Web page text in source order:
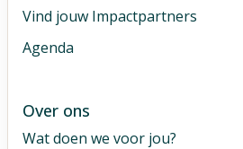
Vind jouw Impactpartners
Agenda
Over ons
Wat doen we voor jou?